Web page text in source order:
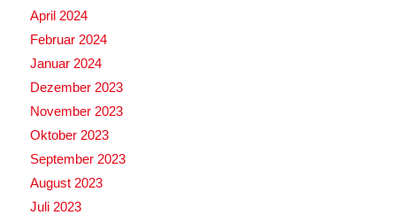
April 2024
Februar 2024
Januar 2024
Dezember 2023
November 2023
Oktober 2023
September 2023
August 2023
Juli 2023